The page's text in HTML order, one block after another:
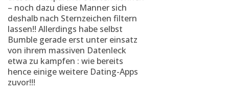
– noch dazu diese Manner sich
deshalb nach Sternzeichen filtern
lassen!! Allerdings habe selbst
Bumble gerade erst unter einsatz
von ihrem massiven Datenleck
etwa zu kampfen : wie bereits
hence einige weitere Dating-Apps
zuvor!!!